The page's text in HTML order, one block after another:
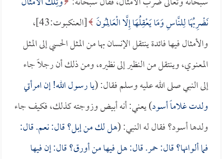
نَضْرِبُهَا لِلنَّاسِ وَمَا يَعْقِلُهَا إِلَّا الْعَالِمُونَ
[العنكبوت:43]،
والأمثال فيها فائدة ينتقل الإنسان بها من المثل الحسي إلى المثل
المعنوي، وينتقل من النظير إلى نظيره، ومن ذلك أن رجلاً جاء
إلى النبي صلى الله عليه وسلم فقال: (يا رسول الله! إن امرأتي
ولدت غلاماً أسود) يعني: أنه أبيض وزوجته كذلك، فكيف جاء
ولدها أسود؟ فقال له النبي: (هل لك من إبل؟ قال: نعم. قال:
فما ألوانها؟ قال: حمر. قال: هل فيها من أورق؟ قال: إن فيها